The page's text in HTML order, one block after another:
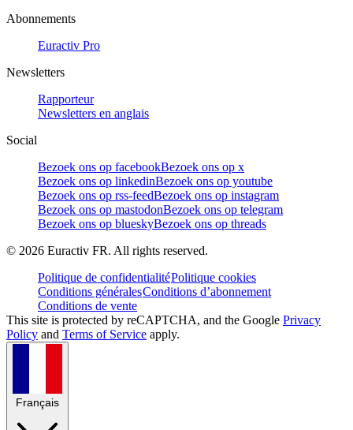
Abonnements
Euractiv Pro
Newsletters
Rapporteur
Newsletters en anglais
Social
Bezoek ons op facebookBezoek ons op x
Bezoek ons op linkedinBezoek ons op youtube
Bezoek ons op rss-feedBezoek ons op instagram
Bezoek ons op mastodonBezoek ons op telegram
Bezoek ons op blueskyBezoek ons op threads
© 2026 Euractiv FR. All rights reserved.
Politique de confidentialitéPolitique cookies
Conditions généralesConditions d’abonnement
Conditions de vente
This site is protected by reCAPTCHA, and the Google Privacy
Policy and Terms of Service apply.
Français